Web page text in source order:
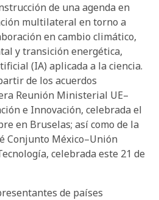
de una agenda en
multilateral en torno a
en cambio climático,
y transición energética,
(IA) aplicada a la ciencia.
de los acuerdos
Reunión Ministerial UE–
e Innovación, celebrada el
en Bruselas; así como de la
Conjunto México–Unión
celebrada este 21 de
de países